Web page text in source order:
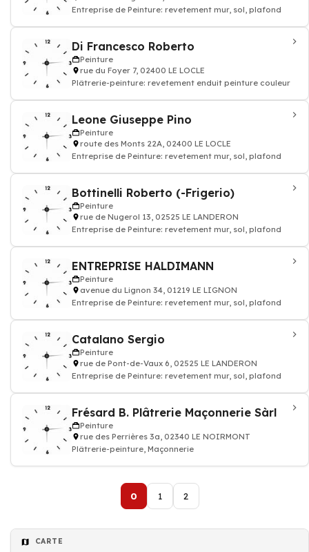
Entreprise de Peinture: revetement mur, sol, plafond
Di Francesco Roberto
Peinture
rue du Foyer 7, 02400 LE LOCLE
Plâtrerie-peinture: revetement enduit peinture couleur
Leone Giuseppe Pino
Peinture
route des Monts 22A, 02400 LE LOCLE
Entreprise de Peinture: revetement mur, sol, plafond
Bottinelli Roberto (-Frigerio)
Peinture
rue de Nugerol 13, 02525 LE LANDERON
Entreprise de Peinture: revetement mur, sol, plafond
ENTREPRISE HALDIMANN
Peinture
avenue du Lignon 34, 01219 LE LIGNON
Entreprise de Peinture: revetement mur, sol, plafond
Catalano Sergio
Peinture
rue de Pont-de-Vaux 6, 02525 LE LANDERON
Entreprise de Peinture: revetement mur, sol, plafond
Frésard B. Plâtrerie Maçonnerie Sàrl
Peinture
rue des Perrières 3a, 02340 LE NOIRMONT
Plâtrerie-peinture, Maçonnerie
0 1 2
CARTE